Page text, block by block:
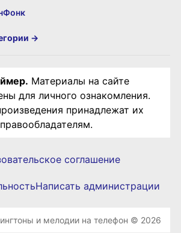
Фонк
→
Материалы на сайте
для личного ознакомления.
принадлежат их
правообладателям.
соглашение
Написать администрации
и мелодии на телефон © 2026